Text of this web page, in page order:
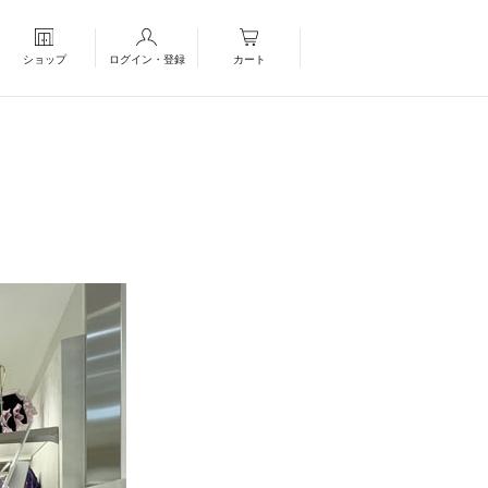
ショップ ログイン・登録 カート